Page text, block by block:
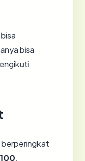
bisa
berperingkat
,